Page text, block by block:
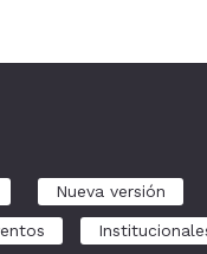
Nueva versión